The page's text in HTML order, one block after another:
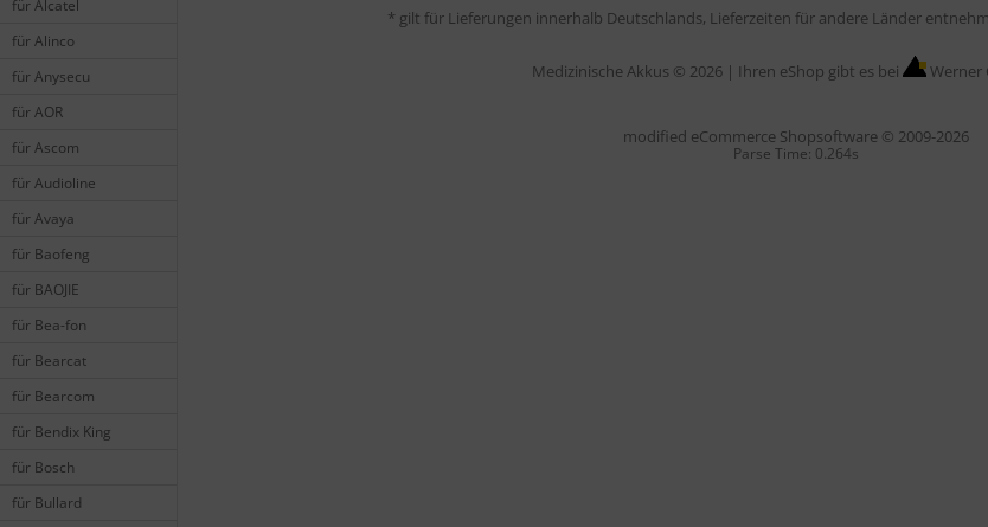
für Alcatel
für Alinco
für Anysecu
für AOR
für Ascom
für Audioline
für Avaya
für Baofeng
für BAOJIE
für Bea-fon
für Bearcat
für Bearcom
für Bendix King
für Bosch
für Bullard
* gilt für Lieferungen innerhalb Deutschlands, Lieferzeiten für andere Länder
Medizinische Akkus © 2026 | Ihren eShop gibt es bei Werner
modified eCommerce Shopsoftware © 2009-2026
Parse Time: 0.264s